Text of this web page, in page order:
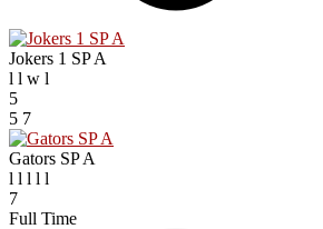
Jokers 1 SP A
l l w l
5
5 7
Gators SP A
l l l l l
7
Full Time